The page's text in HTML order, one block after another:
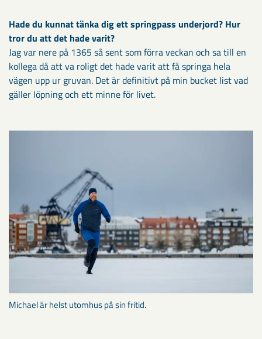
Hade du kunnat tänka dig ett springpass underjord? Hur
tror du att det hade varit?
Jag var nere på 1365 så sent som förra veckan och sa till en
kollega då att va roligt det hade varit att få springa hela
vägen upp ur gruvan. Det är definitivt på min bucket list vad
gäller löpning och ett minne för livet.
Michael är helst utomhus på sin fritid.